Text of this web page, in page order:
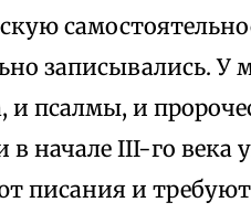
записывались.
и псалмы, и
в начале III-го века
писания и